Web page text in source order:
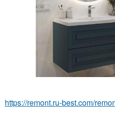
https://remont.ru-best.com/